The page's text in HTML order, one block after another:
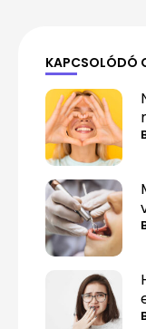
KAPCSOLÓDÓ